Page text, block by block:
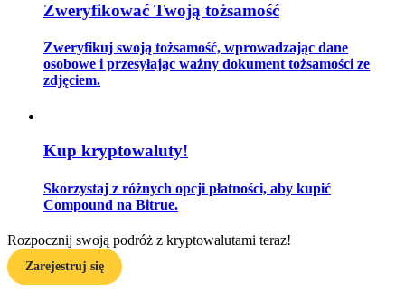
Strategie handlowe
Zarabiać
Zweryfikować Twoją tożsamość
Zweryfikuj swoją tożsamość, wprowadzając dane
osobowe i przesyłając ważny dokument tożsamości ze
zdjęciem.
Kup kryptowaluty!
Skorzystaj z różnych opcji płatności, aby kupić
Compound na Bitrue.
Rozpocznij swoją podróż z kryptowalutami teraz!
Zarejestruj się